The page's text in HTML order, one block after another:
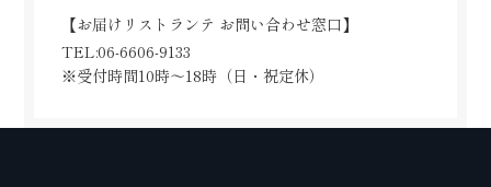
【お届けリストランテ お問い合わせ窓口】
TEL:06-6606-9133
※受付時間10時～18時（日・祝定休）